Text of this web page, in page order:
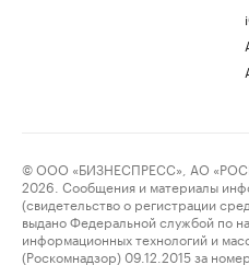
© ООО «БИЗНЕСПРЕСС», АО
2026. Сообщения и материалы
(свидетельство о регистрации
выдано Федеральной службой по
информационных технологий и
(Роскомнадзор) 09.12.2015 за